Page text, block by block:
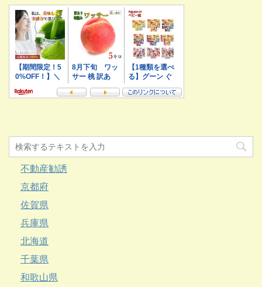
不動産勧誘
京都府
佐賀県
兵庫県
北海道
千葉県
和歌山県